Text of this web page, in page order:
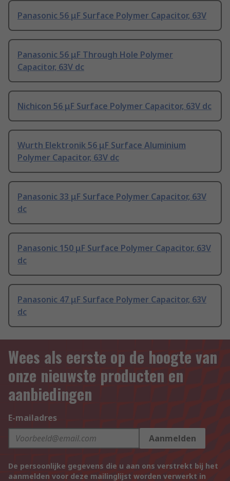
Panasonic 56 μF Surface Polymer Capacitor, 63V
Panasonic 56 μF Through Hole Polymer
Capacitor, 63V dc
Nichicon 56 μF Surface Polymer Capacitor, 63V dc
Wurth Elektronik 56 μF Surface Aluminium
Polymer Capacitor, 63V dc
Panasonic 33 μF Surface Polymer Capacitor, 63V
dc
Panasonic 150 μF Surface Polymer Capacitor, 63V
dc
Panasonic 47 μF Surface Polymer Capacitor, 63V
dc
Wees als eerste op de hoogte van
onze nieuwste producten en
aanbiedingen
E-mailadres
Aanmelden
De persoonlijke gegevens die u aan ons verstrekt bij het
aanmelden voor deze mailinglijst worden verwerkt in